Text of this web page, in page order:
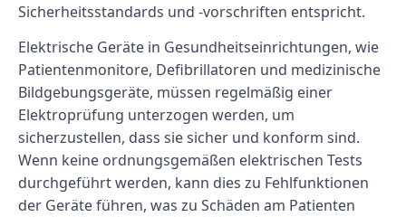
Sicherheitsstandards und -vorschriften entspricht.
Elektrische Geräte in Gesundheitseinrichtungen, wie
Patientenmonitore, Defibrillatoren und medizinische
Bildgebungsgeräte, müssen regelmäßig einer
Elektroprüfung unterzogen werden, um
sicherzustellen, dass sie sicher und konform sind.
Wenn keine ordnungsgemäßen elektrischen Tests
durchgeführt werden, kann dies zu Fehlfunktionen
der Geräte führen, was zu Schäden am Patienten